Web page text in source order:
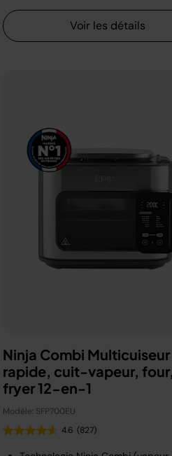
Voir les détails
Ninja Combi Multicuiseur
rapide, cuit-vapeur,
fryer 12-en-1
Modèle: SFP700EU
4.6 (827)